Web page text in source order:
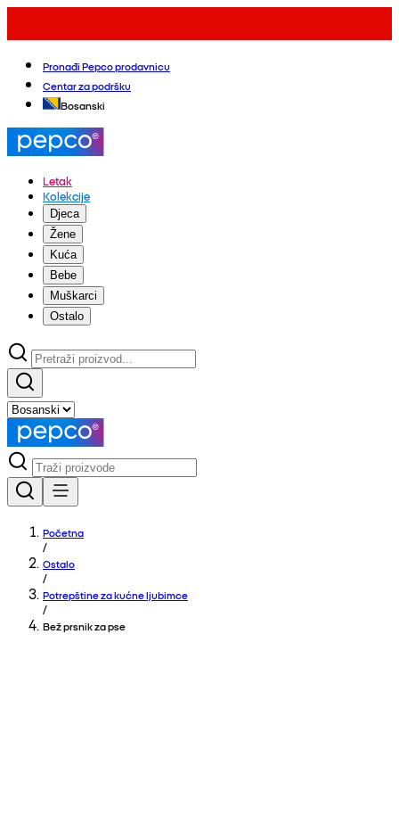
Pronađi Pepco prodavnicu
Centar za podršku
Bosanski
Letak
Kolekcije
Djeca
Žene
Kuća
Bebe
Muškarci
Ostalo
Početna
/
Ostalo
/
Potrepštine za kućne ljubimce
/
Bež prsnik za pse